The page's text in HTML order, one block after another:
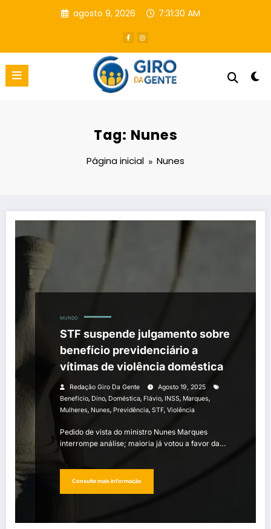
agosto 9, 2026 7:31:31 AM
Tag: Nunes
Página inicial Nunes
MUNDO
STF suspende julgamento sobre
benefício previdenciário a
vítimas de violência doméstica
Redação Giro Da Gente
Agosto 19, 2025
Benefício, Dino, Doméstica, Flávio, INSS, Marques,
Mulheres, Nunes, Previdência, STF, Violência
Pedido de vista do ministro Nunes Marques
interrompe análise; maioria já votou a favor da…
Consulte mais informação